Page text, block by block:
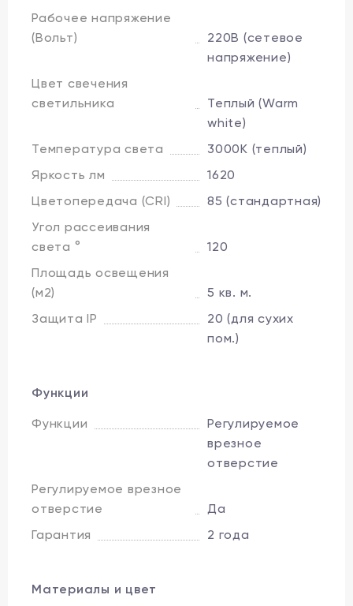
Рабочее напряжение
(Вольт)
220В (сетевое
напряжение)
Цвет свечения
светильника
Теплый (Warm
white)
Температура света
3000K (теплый)
Яркость лм
1620
Цветопередача (CRI)
85 (стандартная)
Угол рассеивания
света °
120
Площадь освещения
(м2)
5 кв. м.
Защита IP
20 (для сухих
пом.)
Функции
Функции
Регулируемое
врезное
отверстие
Регулируемое врезное
отверстие
Да
Гарантия
2 года
Материалы и цвет